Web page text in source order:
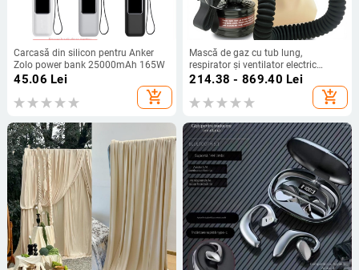
Carcasă din silicon pentru Anker
Zolo power bank 25000mAh 165W
45.06 Lei
add_shopping_cart
Mască de gaz cu tub lung,
respirator și ventilator electric
pentru vopsire prin pulverizare;
protecție împotriva fumului de ulei,
prafuri chimice și ceaței pesticidelor
214.38 - 869.40 Lei
add_shopping_cart